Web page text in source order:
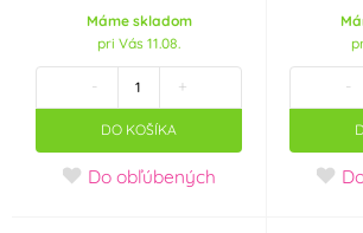
Máme skladom
pri Vás 11.08.
- +
DO KOŠÍKA
Do obľúbených
-